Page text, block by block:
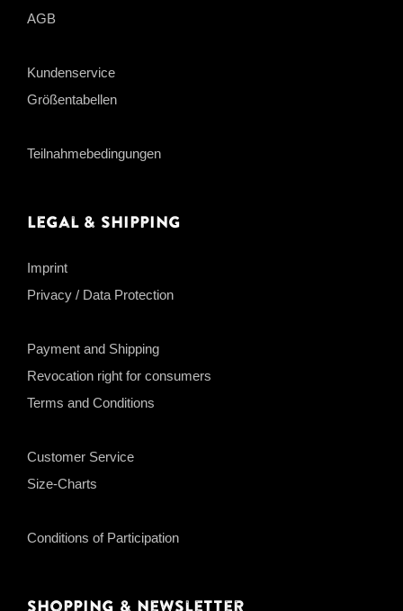
AGB
Kundenservice
Größentabellen
Teilnahmebedingungen
Legal & Shipping
Imprint
Privacy / Data Protection
Payment and Shipping
Revocation right for consumers
Terms and Conditions
Customer Service
Size-Charts
Conditions of Participation